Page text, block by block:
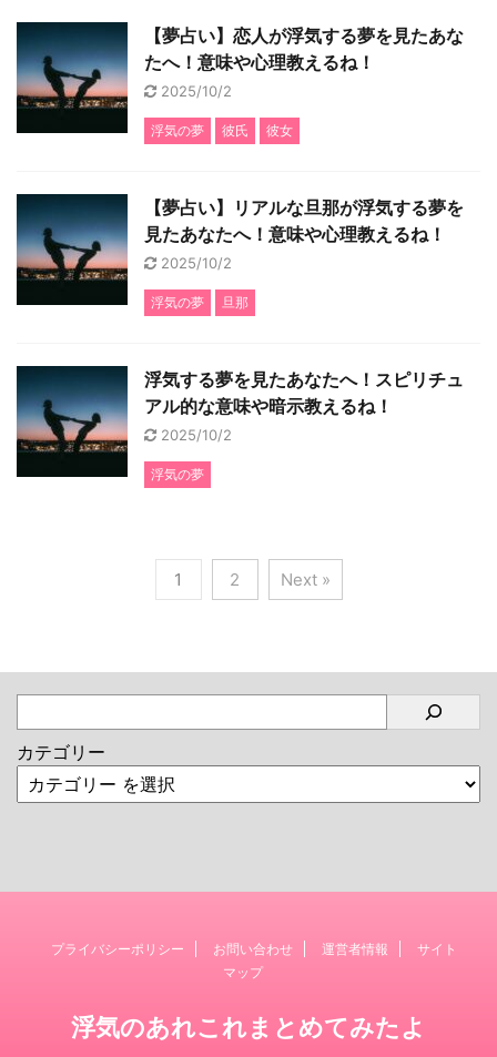
【夢占い】恋人が浮気する夢を見たあな
たへ！意味や心理教えるね！
2025/10/2
浮気の夢 彼氏 彼女
【夢占い】リアルな旦那が浮気する夢を
見たあなたへ！意味や心理教えるね！
2025/10/2
浮気の夢 旦那
浮気する夢を見たあなたへ！スピリチュ
アル的な意味や暗示教えるね！
2025/10/2
浮気の夢
1 2 Next »
カテゴリー
プライバシーポリシー お問い合わせ 運営者情報
サイト
マップ
浮気のあれこれまとめてみたよ